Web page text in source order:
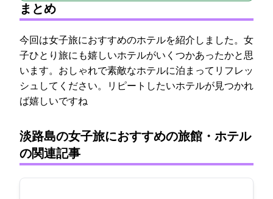
まとめ
今回は女子旅におすすめのホテルを紹介しました。女
子ひとり旅にも嬉しいホテルがいくつかあったかと思
います。おしゃれで素敵なホテルに泊まってリフレッ
シュしてください。リピートしたいホテルが見つかれ
ば嬉しいですね!
淡路島の女子旅におすすめの旅館・ホテル
の関連記事